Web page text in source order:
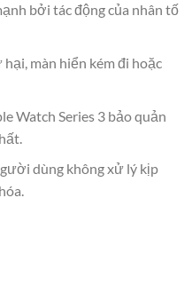
bởi tác động của nhân tố
màn hiển kém đi hoặc
Watch Series 3 bảo quản
dùng không xử lý kịp